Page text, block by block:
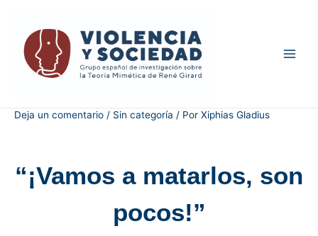
Deja un comentario / Sin categoría / Por Xiphias Gladius
“¡Vamos a matarlos, son
pocos!”